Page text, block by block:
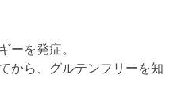
ーを発症。
から、グルテンフリーを知